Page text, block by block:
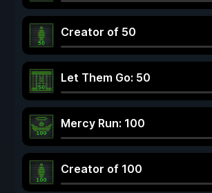
Creator of 50
Let Them Go: 50
Mercy Run: 100
Creator of 100